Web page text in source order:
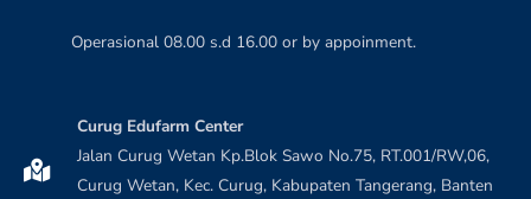
Operasional 08.00 s.d 16.00 or by appoinment.
Curug Edufarm Center
Jalan Curug Wetan Kp.Blok Sawo No.75, RT.001/RW,06,
Curug Wetan, Kec. Curug, Kabupaten Tangerang, Banten